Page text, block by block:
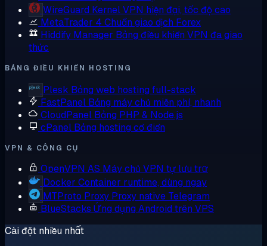
WireGuard Kernel VPN hiện đại, tốc độ cao
MetaTrader 4 Chuẩn giao dịch Forex
Hiddify Manager Bảng điều khiển VPN đa giao
thức
BẢNG ĐIỀU KHIỂN HOSTING
Plesk Bảng web hosting full-stack
FastPanel Bảng máy chủ miễn phí, nhanh
CloudPanel Bảng PHP & Node.js
cPanel Bảng hosting cổ điển
VPN & CÔNG CỤ
OpenVPN AS Máy chủ VPN tự lưu trữ
Docker Container runtime, dùng ngay
MTProto Proxy Proxy native Telegram
BlueStacks Ứng dụng Android trên VPS
Cài đặt nhiều nhất